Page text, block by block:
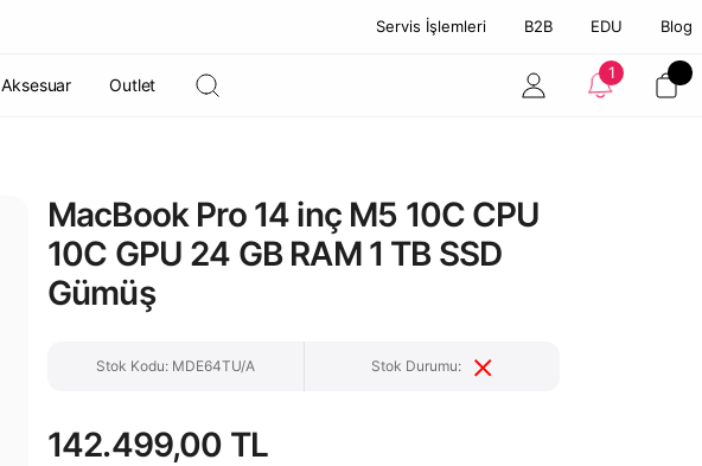
Servis İşlemleri B2B EDU Blog
Aksesuar Outlet
1
MacBook Pro 14 inç M5 10C CPU
10C GPU 24 GB RAM 1 TB SSD
Gümüş
Stok Kodu: MDE64TU/A Stok Durumu:
142.499,00 TL